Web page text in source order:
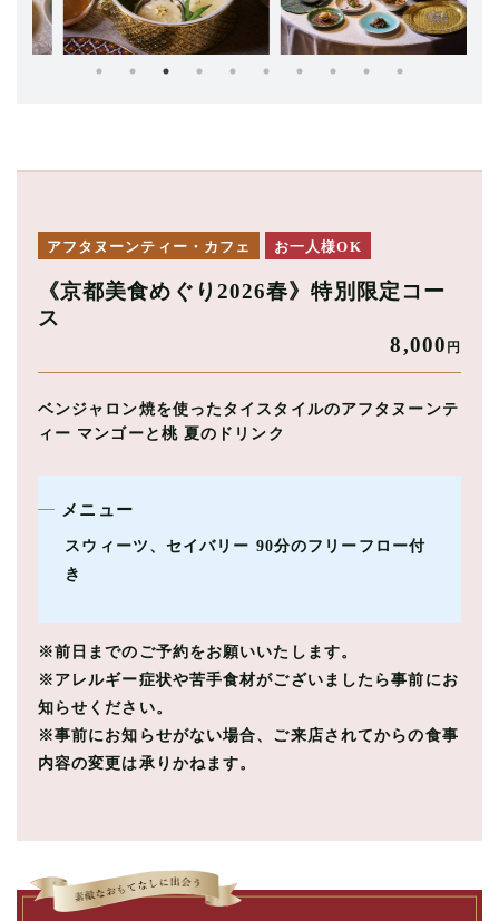
アフタヌーンティー・カフェ お一人様OK
《京都美食めぐり2026春》特別限定コー
ス
8,000 円
ベンジャロン焼を使ったタイスタイルのアフタヌーンテ
ィー マンゴーと桃 夏のドリンク
メニュー
スウィーツ、セイバリー 90分のフリーフロー付
き
※前日までのご予約をお願いいたします。
※アレルギー症状や苦手食材がございましたら事前にお
知らせください。
※事前にお知らせがない場合、ご来店されてからの食事
内容の変更は承りかねます。